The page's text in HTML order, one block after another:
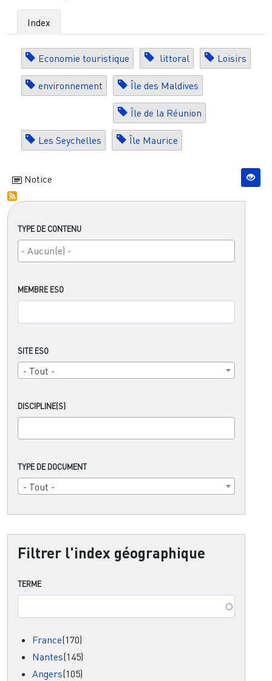
TYPE DE CONTENU
MEMBRE ESO
SITE ESO
- Tout -
DISCIPLINE(S)
TYPE DE DOCUMENT
- Tout -
Filtrer l'index géographique
TERME
France(170)
Nantes(145)
Angers(105)
Index
Economie touristique littoral Loisirs
environnement Île des Maldives
Île de la Réunion
Les Seychelles Île Maurice
Notice